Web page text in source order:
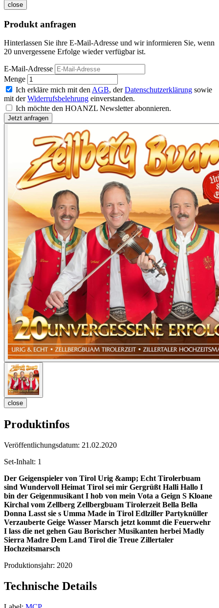
close
Produkt anfragen
Hinterlassen Sie ihre E-Mail-Adresse und wir informieren Sie, wenn
20 unvergessene Erfolge wieder verfügbar ist.
E-Mail-Adresse
Menge
Ich erkläre mich mit den AGB, derDatenschutzerklärung sowie
mit derWiderrufsbelehrung einverstanden.
Ich möchte den HOANZL Newsletter abonnieren.
close
Produktinfos
Veröffentlichungsdatum: 21.02.2020
Set-Inhalt: 1
Der Geigenspieler von Tirol Urig &amp; Echt Tirolerbuam
sind Wundervoll Heimat Tirol sei mir Gergrüßt Halli Hallo I
bin der Geigenmusikant I hob von mein Vota a Geign S Kloane
Kirchal vom Zellberg Zellbergbuam Tirolerzeit Bella Bella
Donna Lasst sie s Umma Made in Tirol Edlziller Partyknüller
Verzauberte Geige Wasser Marsch jetzt kommt die Feuerwehr
I lass die net gehen Gau Borischer Musikanten herbei Madly
Sierra Madre Dem Land Tirol die Treue Zillertaler
Hochzeitsmarsch
Produktionsjahr: 2020
Technische Details